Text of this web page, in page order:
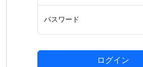
パスワード
ログイン